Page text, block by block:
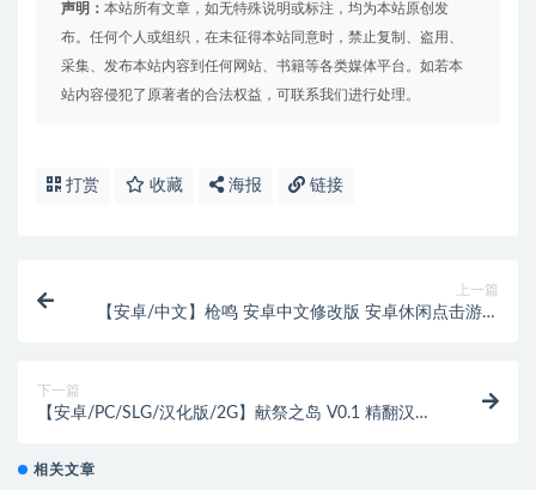
声明： 本站所有文章，如无特殊说明或标注，均为本站原创发
布。任何个人或组织，在未征得本站同意时，禁止复制、盗用、
采集、发布本站内容到任何网站、书籍等各类媒体平台。如若本
站内容侵犯了原著者的合法权益，可联系我们进行处理。
打赏 收藏 海报 链接
上一篇
【安卓/中文】枪鸣 安卓中文修改版 安卓休闲点击游戏
下一篇
【安卓/PC/SLG/汉化版/2G】献祭之岛 V0.1 精翻汉化
相关文章